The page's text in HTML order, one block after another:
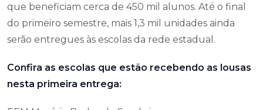
que beneficiam cerca de 450 mil alunos. Até o final
do primeiro semestre, mais 1,3 mil unidades ainda
serão entregues às escolas da rede estadual.
Confira as escolas que estão recebendo as lousas
nesta primeira entrega: